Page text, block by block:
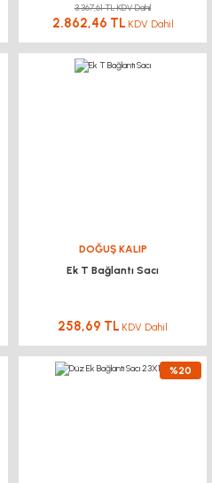
3.367,61 TL KDV Dahil
2.862,46 TL KDV Dahil
DOĞUŞ KALIP
Ek T Bağlantı Sacı
258,69 TL KDV Dahil
%20